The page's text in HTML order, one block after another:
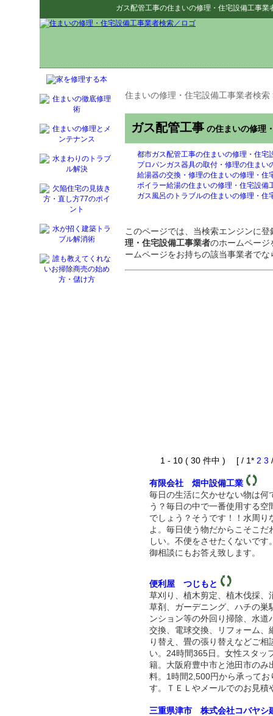
ガス配管工事の住まいの修理・住宅設備工事業
住まいの修理・住宅設備工事業者検索
ガス配管工事 の住まいの修理
都市ガス配管工事の住まいの修理・住宅
プロパンガス器具の取付・修理の住まい
給湯器の交換・修理の住まいの修理・住
ボイラー給湯の住まいの修理・住宅設備
ガス風呂のトラブルの住まいの修理・住
このページでは、当検索エンジンに登
理・住宅設備工事業者のホームペー
ームページをお持ちの該当事業者で
1 - 10 ( 30 件中 ) [ / 1* 2 3
有限会社 畑中設備工業
毎日の生活に欠かせない物は何
う？毎日の中で一番使用する空
でしょう？そうです！！水周り
よ。毎日使う物だからこそこだ
しい。不便をさせたくないです
御相談にもお答え致します。
便利屋 つじもと
草刈り、植木剪定、植木伐採、
草剤、ガーデニング、ハチの巣
ンション等の外回り掃除、水道
交換、電球交換、リフォーム、
り替え、畳の張り替えなどご相
い。24時間365日。女性スタッ
籍。大阪府豊中市と池田市のみ
料。1時間2,500円から承ってお
す。ＴＥＬやメールでのお見積
三重県津市 株式会社コバヤシ